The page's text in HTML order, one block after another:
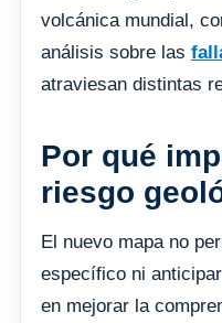
volcánica mundial,
análisis sobre las
atraviesan distintas
Por qué
riesgo
El nuevo mapa no
específico ni
en mejorar la